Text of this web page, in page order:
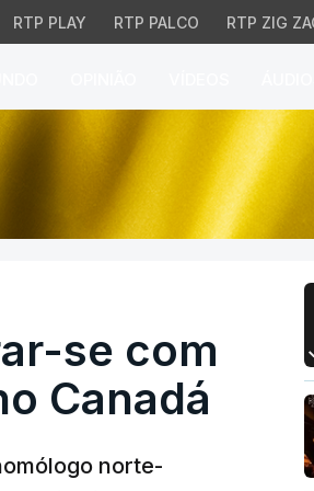
RTP PLAY RTP PALCO RTP ZIG
com
se com
Canadá
norte-